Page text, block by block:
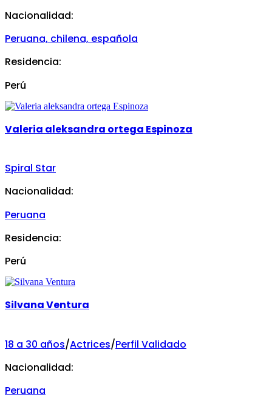
Nacionalidad:
Peruana, chilena, española
Residencia:
Perú
Valeria aleksandra ortega Espinoza
Spiral Star
Nacionalidad:
Peruana
Residencia:
Perú
Silvana Ventura
18 a 30 años/Actrices/Perfil Validado
Nacionalidad:
Peruana